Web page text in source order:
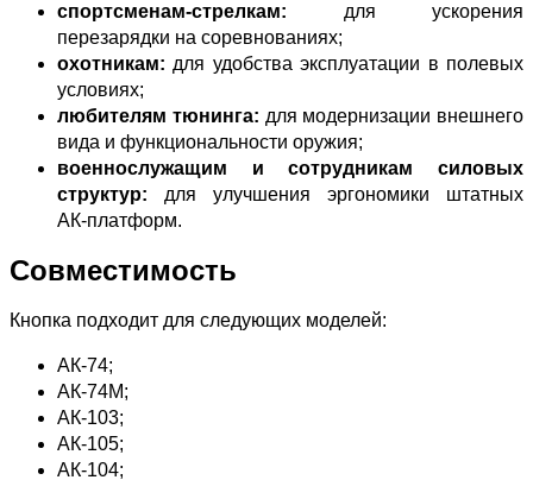
спортсменам‑стрелкам: для ускорения
перезарядки на соревнованиях;
охотникам: для удобства эксплуатации в полевых
условиях;
любителям тюнинга: для модернизации внешнего
вида и функциональности оружия;
военнослужащим и сотрудникам силовых
структур: для улучшения эргономики штатных
АК‑платформ.
Совместимость
Кнопка подходит для следующих моделей:
АК‑74;
АК‑74М;
АК‑103;
АК‑105;
АК‑104;